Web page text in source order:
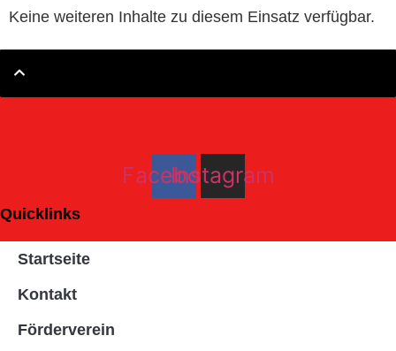
Keine weiteren Inhalte zu diesem Einsatz verfügbar.
Facebook
Instagram
Quicklinks
Startseite
Kontakt
Förderverein